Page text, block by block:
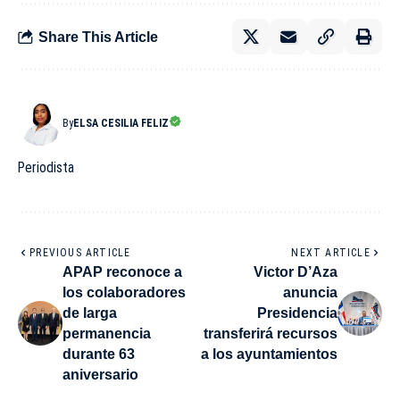
Share This Article
ByELSA CESILIA FELIZ
Periodista
PREVIOUS ARTICLE
APAP reconoce a
los colaboradores
de larga
permanencia
durante 63
aniversario
NEXT ARTICLE
Victor D’Aza
anuncia
Presidencia
transferirá recursos
a los ayuntamientos